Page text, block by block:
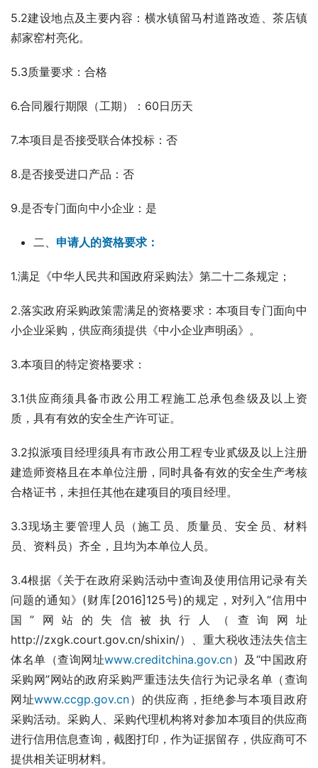
5.2建设地点及主要内容：横水镇留马村道路改造、茶店镇
郝家窑村亮化。
5.3质量要求：合格
6.合同履行期限（工期）：60日历天
7.本项目是否接受联合体投标：否
8.是否接受进口产品：否
9.是否专门面向中小企业：是
二、 申请人的资格要求：
1.满足《中华人民共和国政府采购法》第二十二条规定；
2.落实政府采购政策需满足的资格要求：本项目专门面向中
小企业采购，供应商须提供《中小企业声明函》。
3.本项目的特定资格要求：
3.1供应商须具备市政公用工程施工总承包叁级及以上资
质，具有有效的安全生产许可证。
3.2拟派项目经理须具有市政公用工程专业贰级及以上注册
建造师资格且在本单位注册，同时具备有效的安全生产考核
合格证书，未担任其他在建项目的项目经理。
3.3现场主要管理人员（施工员、质量员、安全员、材料
员、资料员）齐全，且均为本单位人员。
3.4根据《关于在政府采购活动中查询及使用信用记录有关
问题的通知》(财库[2016]125号)的规定，对列入“信用中
国”网站的失信被执行人（查询网址
http://zxgk.court.gov.cn/shixin/）、重大税收违法失信主
体名单（查询网址www.creditchina.gov.cn）及“中国政府
采购网”网站的政府采购严重违法失信行为记录名单（查询
网址www.ccgp.gov.cn）的供应商，拒绝参与本项目政府
采购活动。采购人、采购代理机构将对参加本项目的供应商
进行信用信息查询，截图打印，作为证据留存，供应商可不
提供相关证明材料。